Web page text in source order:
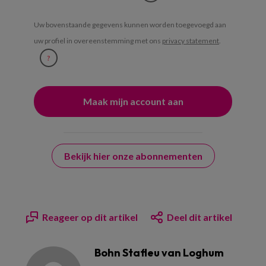
Uw bovenstaande gegevens kunnen worden toegevoegd aan
uw profiel in overeenstemming met ons privacy statement.
?
Bekijk hier onze abonnementen
Reageer op dit artikel Deel dit artikel
Bohn Stafleu van Loghum